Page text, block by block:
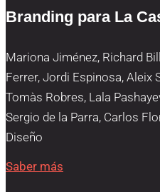
Branding para La
Mariona Jiménez, Richard
Ferrer, Jordi Espinosa, Aleix
Tomàs Robres, Lala
Sergio de la Parra, Carlos
Diseño
Saber más